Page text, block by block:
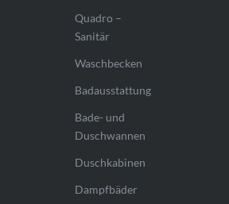
Quadro –
Sanitär
Waschbecken
Badausstattung
Bade- und
Duschwannen
Duschkabinen
Dampfbäder